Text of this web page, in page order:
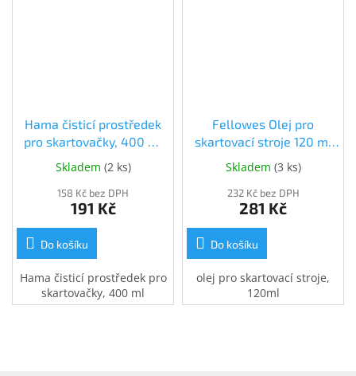
Hama čisticí prostředek
pro skartovačky, 400 ml
(113820)
Skladem (2 ks)
158 Kč bez DPH
191 Kč
Do košíku
Hama čisticí prostředek pro
skartovačky, 400 ml
Fellowes Olej pro
skartovací stroje 120 ml
(FELSHOIL120)
Skladem (3 ks)
232 Kč bez DPH
281 Kč
Do košíku
olej pro skartovací stroje,
120ml